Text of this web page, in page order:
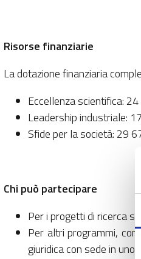
Risorse finanziarie
La dotazione finanziaria
Eccellenza scientifica:
Leadership industriale:
Sfide per la società: 29
Chi può partecipare
Per i progetti di ricerca
Per altri programmi,
giuridica con sede in uno